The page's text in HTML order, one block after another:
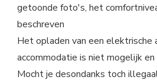
getoonde foto's, het
beschreven
Het opladen van een elektrische
accommodatie is niet mogelijk
Mocht je desondanks toch